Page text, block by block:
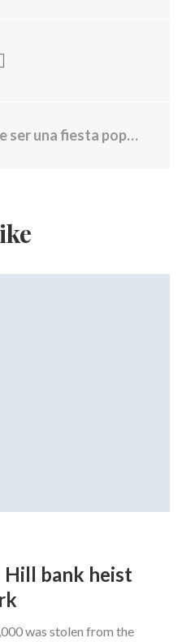
"El fútbol ha pasado de ser una fiesta popular a convertirse en un producto prémium con EE.UU. encima del negocio"
Hill bank heist
was stolen from the